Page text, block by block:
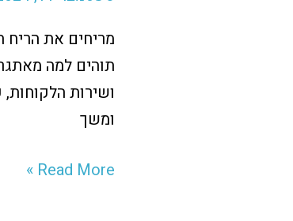
תוהים למה
ושירות הלקוחות,
ומשך
באתר
האיקומרס
שלך
לקראת
Read More »